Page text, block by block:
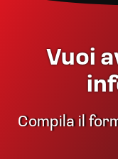
Vuoi
Compila il